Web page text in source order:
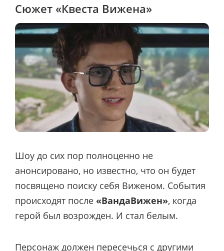
Сюжет «Квеста Вижена»
Шоу до сих пор полноценно не
анонсировано, но известно, что он будет
посвящено поиску себя Виженом. События
происходят после «ВандаВижен», когда
герой был возрожден. И стал белым.
Персонаж должен пересечься с другими